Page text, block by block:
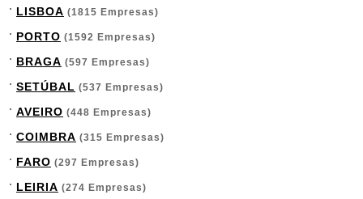
LISBOA (1815 Empresas)
PORTO (1592 Empresas)
BRAGA (597 Empresas)
SETÚBAL (537 Empresas)
AVEIRO (448 Empresas)
COIMBRA (315 Empresas)
FARO (297 Empresas)
LEIRIA (274 Empresas)